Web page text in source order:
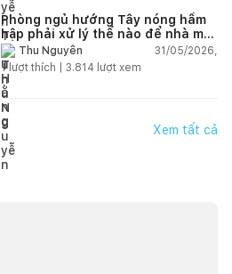
Phòng ngủ hướng Tây nóng hầm
hập phải xử lý thế nào để nhà mát
hơn?Thu Nguyễn
31/05/2026,
1lượt thích | 3.814 lượt xem
Xem tất cả